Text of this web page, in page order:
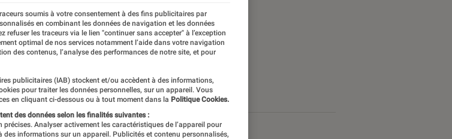
Tests Produits
soumis à votre consentement à des fins publicitaires par
en combinant les données de navigation et les données
refuser les traceurs via le lien "continuer sans accepter" à l’exception
optimal de nos services notamment l’aide dans votre navigation
des contenus, l’analyse des performances de notre site, et pour
publicitaires (IAB) stockent et/ou accèdent à des informations,
pour traiter les données personnelles, sur un appareil. Vous
en cliquant ci-dessous ou à tout moment dans la Politique Cookies.
des données selon les finalités suivantes :
Analyser activement les caractéristiques de l’appareil pour
des informations sur un appareil. Publicités et contenu personnalisés,